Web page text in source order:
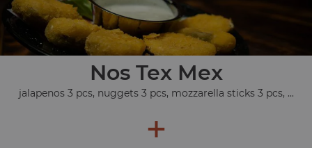
Nos Tex Mex
jalapenos 3 pcs, nuggets 3 pcs, mozzarella sticks 3 pcs, ...
+